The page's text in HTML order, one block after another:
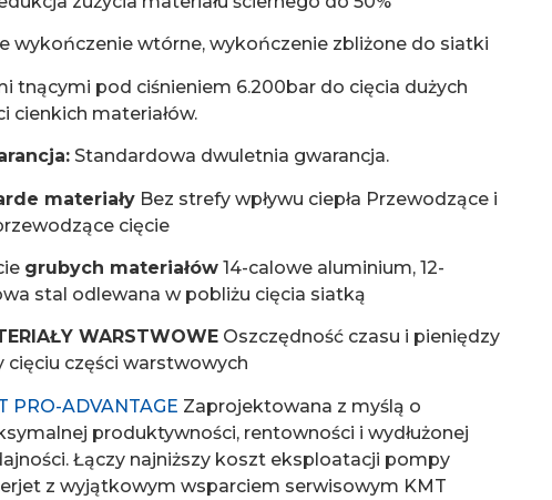
wykończenie wtórne, wykończenie zbliżone do siatki
tnącymi pod ciśnieniem 6.200bar do cięcia dużych
cienkich materiałów.
Standardowa dwuletnia gwarancja.
materiały Bez strefy wpływu ciepła Przewodzące i
cięcie
grubych materiałów 14-calowe aluminium, 12-
stal odlewana w pobliżu cięcia siatką
WARSTWOWE Oszczędność czasu i pieniędzy
cięciu części warstwowych
PRO-ADVANTAGE Zaprojektowana z myślą o
produktywności, rentowności i wydłużonej
Łączy najniższy koszt eksploatacji pompy
z wyjątkowym wsparciem serwisowym KMT